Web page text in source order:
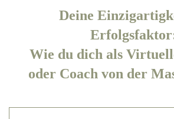
Deine
Wie du dich als
oder Coach von der